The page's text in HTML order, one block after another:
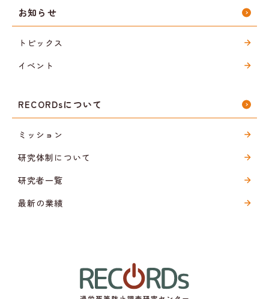
お知らせ
トピックス
イベント
RECORDsについて
ミッション
研究体制について
研究者一覧
最新の業績